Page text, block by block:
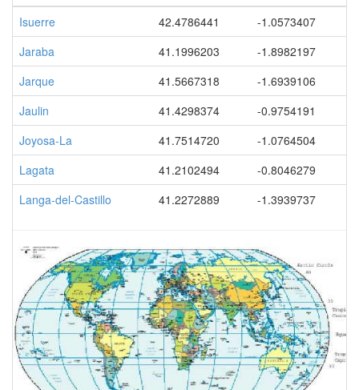
Isuerre
42.4786441
-1.0573407
Jaraba
41.1996203
-1.8982197
Jarque
41.5667318
-1.6939106
Jaulin
41.4298374
-0.9754191
Joyosa-La
41.7514720
-1.0764504
Lagata
41.2102494
-0.8046279
Langa-del-Castillo
41.2272889 -1.3939737